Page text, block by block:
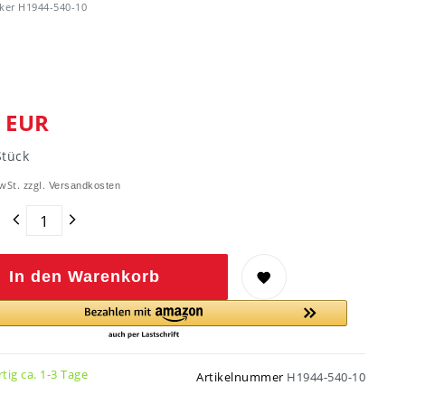
H1944-540-10
zzgl. Versandkosten
In den Warenkorb
ca. 1-3 Tage Artikelnummer H1944-540-10